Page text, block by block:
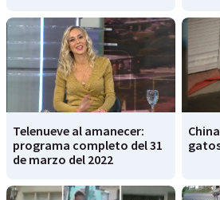
Telenueve al amanecer:
programa completo del 31
de marzo del 2022